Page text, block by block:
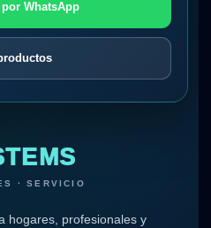
por WhatsApp
· SERVICIO
hogares, profesionales y